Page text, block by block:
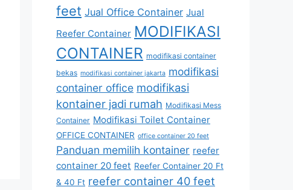
feet Jual Office Container Jual
Reefer Container MODIFIKASI
CONTAINER modifikasi container
bekas modifikasi container jakarta modifikasi
container office modifikasi
kontainer jadi rumah Modifikasi Mess
Container Modifikasi Toilet Container
OFFICE CONTAINER office container 20 feet
Panduan memilih kontainer reefer
container 20 feet Reefer Container 20 Ft
& 40 Ft reefer container 40 feet